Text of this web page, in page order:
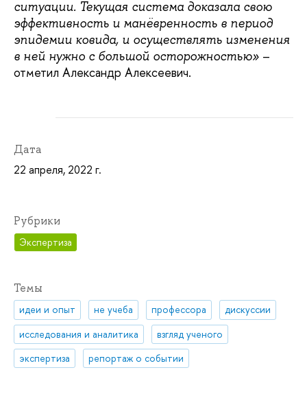
ситуации. Текущая система доказала свою
эффективность и манёвренность в период
эпидемии ковида, и осуществлять изменения
в ней нужно с большой осторожностью» –
отметил Александр Алексеевич.
Дата
22 апреля, 2022 г.
Рубрики
Экспертиза
Темы
идеи и опыт не учеба профессора
дискуссии
исследования и аналитика
взгляд ученого
экспертиза
репортаж о событии